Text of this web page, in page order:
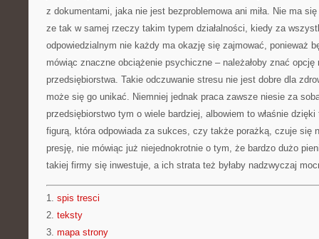
z dokumentami, jaka nie jest bezproblemowa ani miła. Nie ma
ze tak w samej rzeczy takim typem działalności, kiedy za
odpowiedzialnym nie każdy ma okazję się zajmować, ponieważ
mówiąc znaczne obciążenie psychiczne – należałoby znać opcję
przedsiębiorstwa. Takie odczuwanie stresu nie jest dobre dla
może się go unikać. Niemniej jednak praca zawsze niesie za
przedsiębiorstwo tym o wiele bardziej, albowiem to właśnie
figurą, która odpowiada za sukces, czy także porażką, czuje się
presję, nie mówiąc już niejednokrotnie o tym, że bardzo dużo
takiej firmy się inwestuje, a ich strata też byłaby nadzwyczaj
1. spis tresci
2. teksty
3. mapa strony